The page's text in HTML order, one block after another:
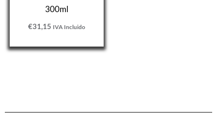
300ml
€31,15 IVA Incluido